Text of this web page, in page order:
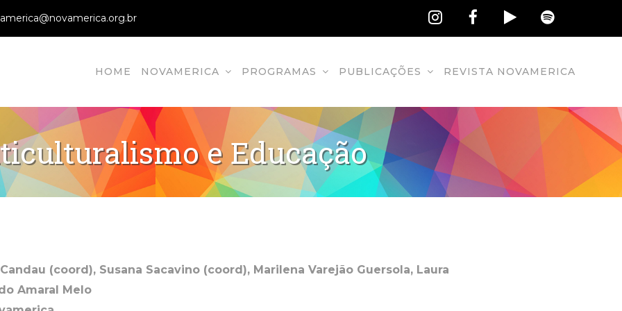
HOME NOVAMERICA PROGRAMAS PUBLICAÇÕES REVISTA NOVAMERICA
e Educação
(coord), Susana Sacavino (coord), Marilena Varejão Guersola, Laura
Amaral Melo